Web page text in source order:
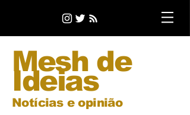
Mesh de
Ideias
Notícias e opinião